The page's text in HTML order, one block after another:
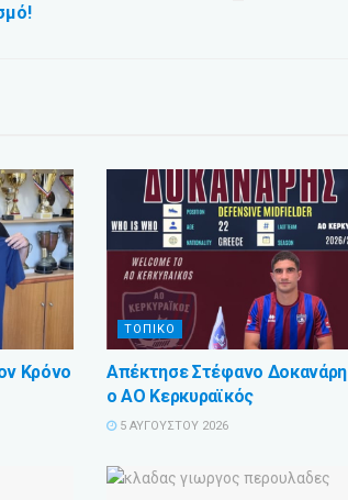
Κρόνο
ΤΟΠΙΚΟ
Απέκτησε Στέφανο Δοκανάρη
ο ΑΟ Κερκυραϊκός
5 ΑΥΓΟΎΣΤΟΥ 2026